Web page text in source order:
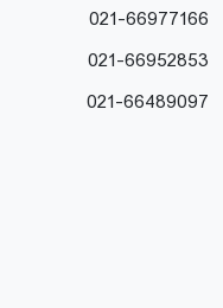
021-66977166
021-66952853
021-66489097